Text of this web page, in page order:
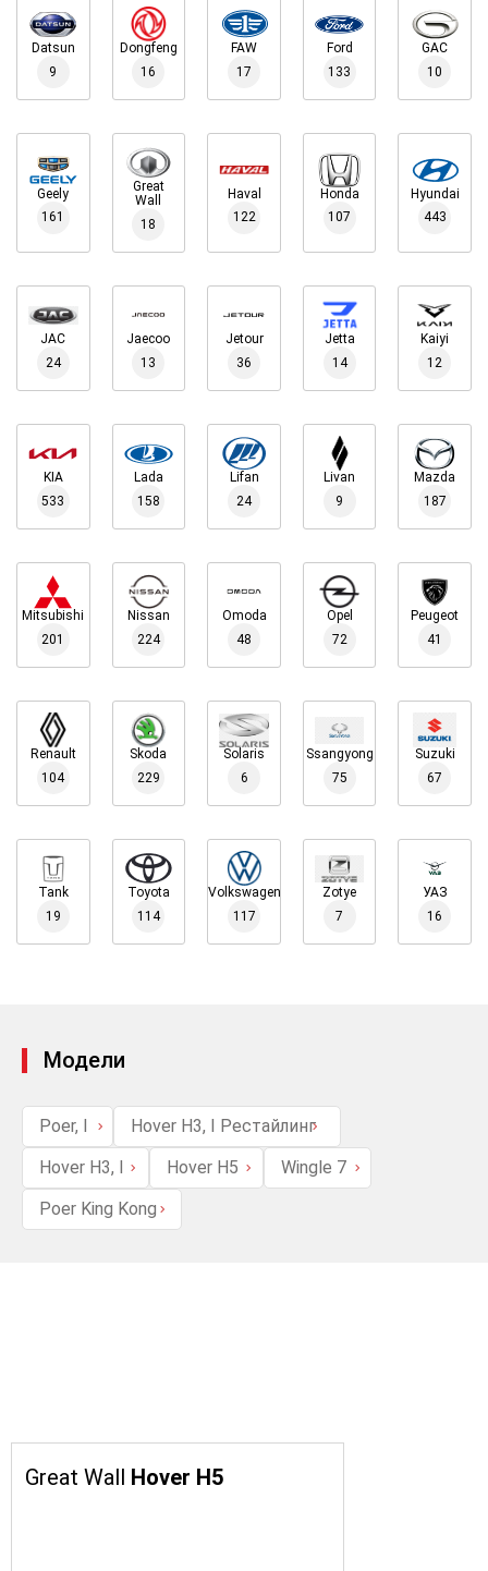
Datsun
9
Dongfeng
16
FAW
17
Ford
133
GAC
10
Geely
161
Great
Wall
18
Haval
122
Honda
107
Hyundai
443
JAC
24
Jaecoo
13
Jetour
36
Jetta
14
Kaiyi
12
KIA
533
Lada
158
Lifan
24
Livan
9
Mazda
187
Mitsubishi
201
Nissan
224
Omoda
48
Opel
72
Peugeot
41
Renault
104
Skoda
229
Solaris
6
Ssangyong
75
Suzuki
67
Tank
19
Toyota
114
Volkswagen
117
Zotye
7
УАЗ
16
Модели
Poer, I
Hover H3, I Рестайлинг
Hover H3, I
Hover H5
Wingle 7
Poer King Kong
Great Wall Hover H5